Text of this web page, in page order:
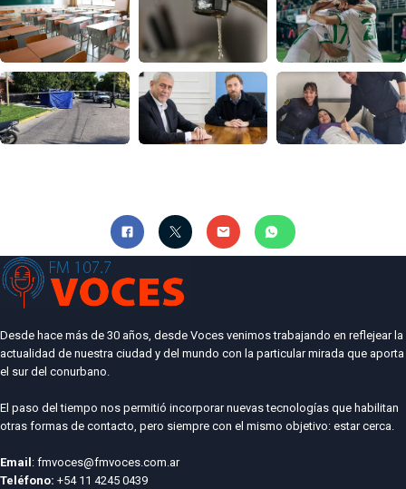
Desde hace más de 30 años, desde Voces venimos trabajando en reflejear la
actualidad de nuestra ciudad y del mundo con la particular mirada que aporta
el sur del conurbano.
El paso del tiempo nos permitió incorporar nuevas tecnologías que habilitan
otras formas de contacto, pero siempre con el mismo objetivo: estar cerca.
Email : fmvoces@fmvoces.com.ar
Teléfono: +54 11 4245 0439